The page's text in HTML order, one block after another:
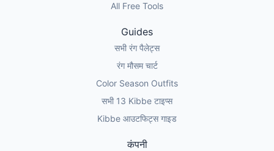
All Free Tools
Guides
सभी रंग पैलेट्स
रंग मौसम चार्ट
Color Season Outfits
सभी 13 Kibbe टाइप्स
Kibbe आउटफिट्स गाइड
कंपनी